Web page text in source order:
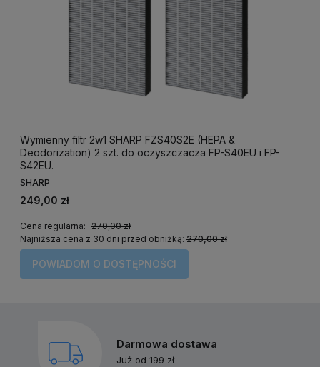
Wymienny filtr 2w1 SHARP FZS40S2E (HEPA &
Deodorization) 2 szt. do oczyszczacza FP-S40EU i FP-
S42EU.
SHARP
249,00 zł
Cena regularna: 270,00 zł
Najniższa cena z 30 dni przed obniżką: 270,00 zł
POWIADOM O DOSTĘPNOŚCI
Darmowa dostawa
Już od 199 zł